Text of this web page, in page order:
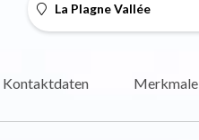
La Plagne Vallée
Kontaktdaten Merkmale